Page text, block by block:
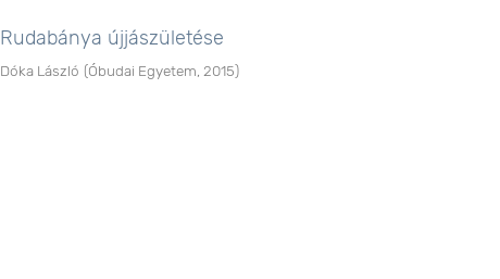
Rudabánya újjászületése
Dóka László (Óbudai Egyetem 2015)